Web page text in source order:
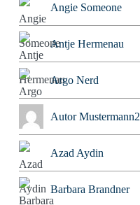
Angie Someone
Antje Hermenau
Argo Nerd
Autor Mustermann2
Azad Aydin
Barbara Brandner